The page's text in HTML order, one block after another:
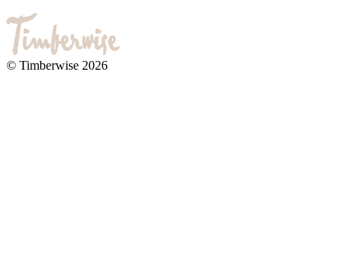
© Timberwise 2026